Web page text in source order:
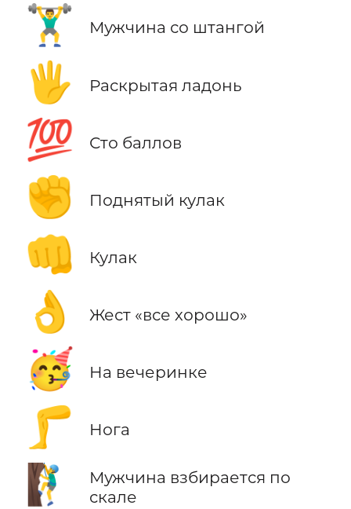
🏋️‍♂️ Мужчина со штангой
🖐️ Раскрытая ладонь
💯 Сто баллов
✊ Поднятый кулак
👊 Кулак
👌 Жест «все хорошо»
🥳 На вечеринке
🦵 Нога
🧗‍♂️
Мужчина взбирается по
скале